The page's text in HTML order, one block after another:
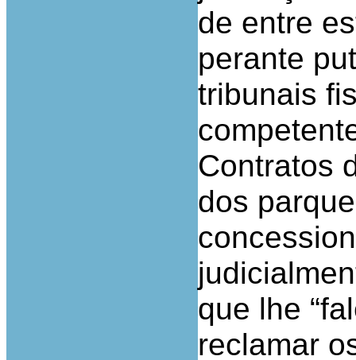
de entre
perante
tribunais
Contratos
dos
que lhe
reclamar